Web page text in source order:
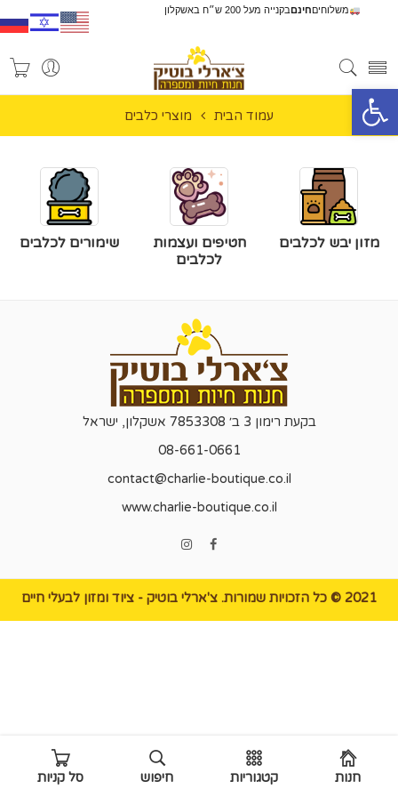
פתח סרגל נגישות
משלוחיםחינםבקנייה מעל 200 ש״ח באשקלון
עמוד הבית מוצרי כלבים
מזון יבש לכלבים
חטיפים ועצמות
לכלבים
שימורים לכלבים
בקעת רימון 3 ב׳ 7853308 אשקלון, ישראל
08-661-0661
contact@charlie-boutique.co.il
www.charlie-boutique.co.il
2021 © כל הזכויות שמורות. צ'ארלי בוטיק - ציוד ומזון לבעלי חיים
חנות קטגוריות חיפוש סל קניות